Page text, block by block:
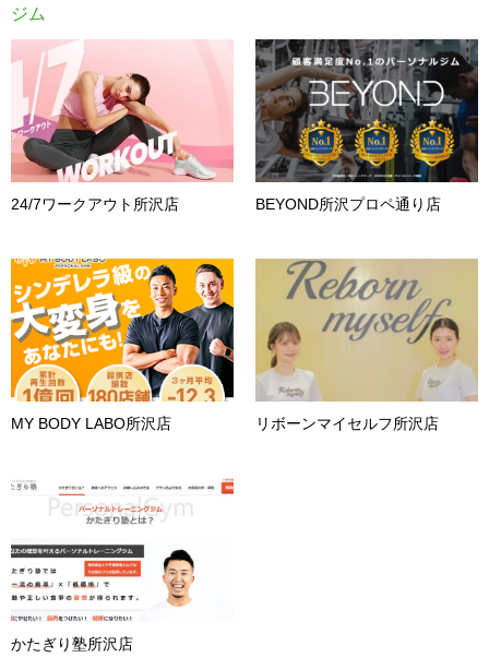
ジム
24/7ワークアウト所沢店 BEYOND所沢プロペ通り店
MY BODY LABO所沢店 リボーンマイセルフ所沢店
かたぎり塾所沢店